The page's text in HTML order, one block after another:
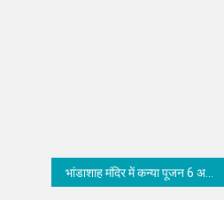
भांडाशाह मंदिर में कन्या पूजन 6 अप्रैल को, पोस्टर का हुआ विमोचन